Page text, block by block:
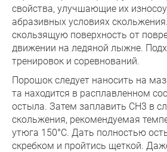
свойства, улучшающие их
абразивных условиях
скользящую поверхность от
движении на ледяной лыжне.
тренировок и соревнований.
Порошок следует наносить на
та находится в расплавленном
остыла. Затем заплавить CH3 в
скольжения, рекомендуемая
утюга 150°С. Дать полностью
скребком и пройтись щеткой.